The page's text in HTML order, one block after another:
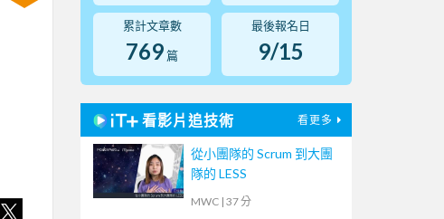
累計文章數
769 篇
最後報名日
9/15
看影片追技術 看更多
從小團隊的 Scrum 到大團
隊的 LESS
MWC | 37 分